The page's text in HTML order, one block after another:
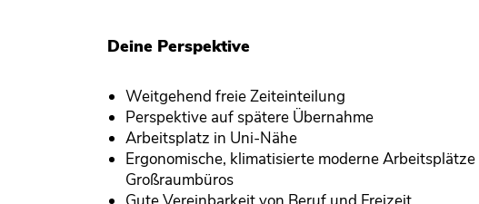
Deine Perspektive
Weitgehend freie Zeiteinteilung
Perspektive auf spätere Übernahme
Arbeitsplatz in Uni-Nähe
Ergonomische, klimatisierte moderne
Großraumbüros